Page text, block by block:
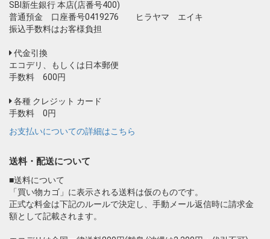
SBI新生銀行 本店(店番号400)
普通預金 口座番号0419276 ヒラヤマ エイキ
振込手数料はお客様負担
代金引換
エコデリ、もしくは日本郵便
手数料 600円
各種 クレジット カード
手数料 0円
お支払いについての詳細はこちら
送料・配送について
■送料について
「買い物カゴ」に表示される送料は仮のものです。
正式な料金は下記のルールで決定し、手動メール返信時に請求金
額として記載されます。